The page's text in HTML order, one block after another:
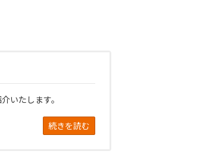
いたします。
続きを読む